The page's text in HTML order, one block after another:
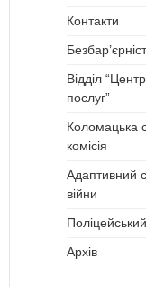
Контакти
Відділ
послуг”
Коломацька
комісія
Адаптивний
війни
Архів